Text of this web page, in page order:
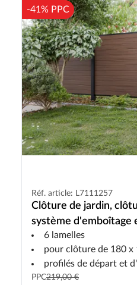
-41% PPC
Réf. article: L7111257
Clôture de jardin,
système d'emboîtage
6 lamelles
pour clôture de 180 x
profilés de départ et
PPC219,00 €